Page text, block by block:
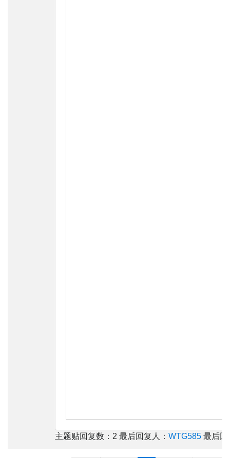
主题贴回复数：2 最后回复人： WTG585 最后回